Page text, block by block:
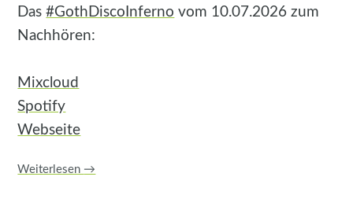
Das#GothDiscoInferno vom 10.07.2026 zum
Nachhören:
Mixcloud
Spotify
Webseite
Weiterlesen →